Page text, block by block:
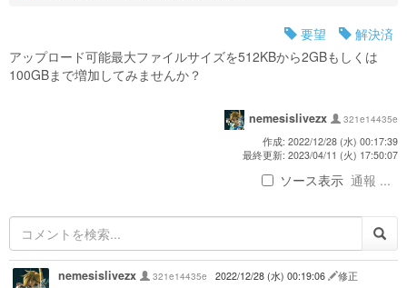
要望
解決済
アップロード可能最大ファイルサイズを512KBから2GBもしくは
100GBまで増加してみませんか？
nemesislivezx
321e14435e
作成: 2022/12/28 (水) 00:17:39
最終更新: 2023/04/11 (火) 17:50:07
ソース表示 通報 ...
nemesislivezx 321e14435e 2022/12/28 (水) 00:19:06 修正